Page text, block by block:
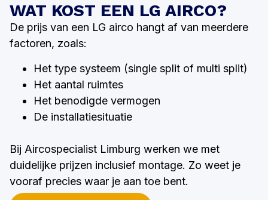
WAT KOST EEN LG AIRCO?
De prijs van een LG airco hangt af van meerdere
factoren, zoals:
Het type systeem (single split of multi split)
Het aantal ruimtes
Het benodigde vermogen
De installatiesituatie
Bij Aircospecialist Limburg werken we met
duidelijke prijzen inclusief montage. Zo weet je
vooraf precies waar je aan toe bent.